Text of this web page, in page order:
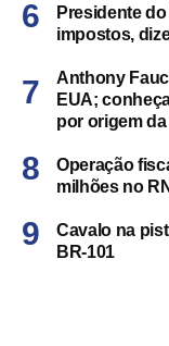
Presidente
impostos,
Anthony
EUA;
por origem
Operação
milhões no RN
Cavalo na
BR-101